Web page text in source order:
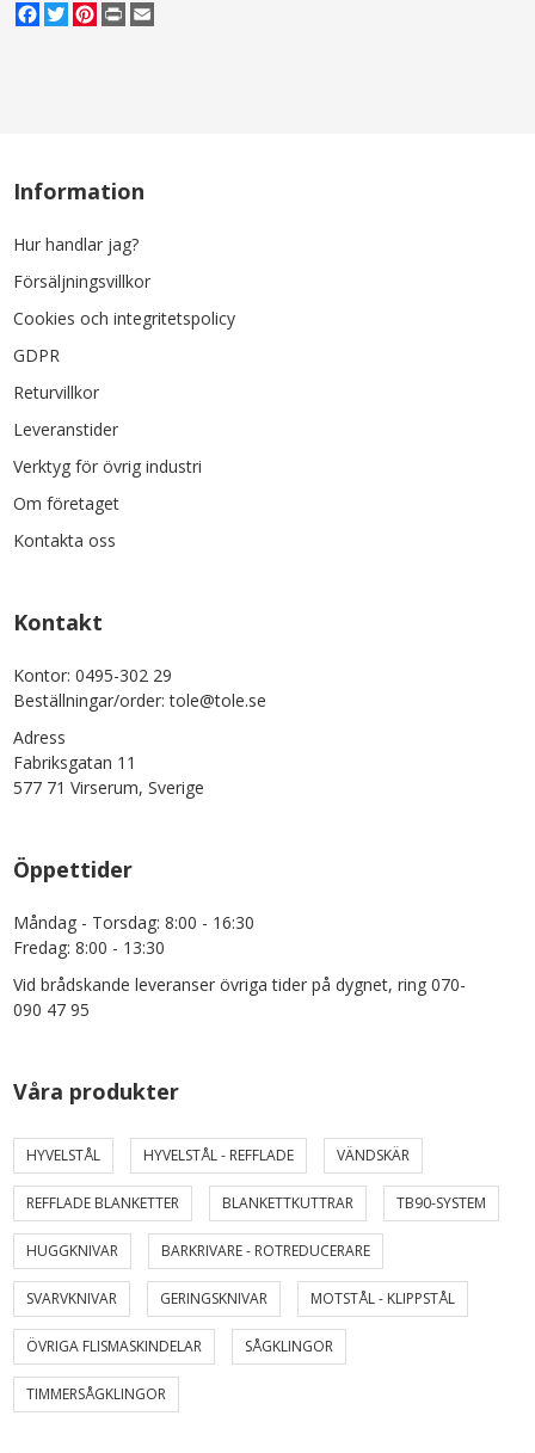
Facebook
TwitterPinterest
Print
Information
Hur handlar jag?
Försäljningsvillkor
Cookies och integritetspolicy
GDPR
Returvillkor
Leveranstider
Verktyg för övrig industri
Om företaget
Kontakta oss
Kontakt
Kontor: 0495-302 29
Beställningar/order: tole@tole.se
Adress
Fabriksgatan 11
577 71 Virserum, Sverige
Öppettider
Måndag - Torsdag: 8:00 - 16:30
Fredag: 8:00 - 13:30
Vid brådskande leveranser övriga tider på dygnet, ring 070-
090 47 95
Våra produkter
HYVELSTÅL HYVELSTÅL - REFFLADE VÄNDSKÄR
REFFLADE BLANKETTER BLANKETTKUTTRAR TB90-SYSTEM
HUGGKNIVAR BARKRIVARE - ROTREDUCERARE
SVARVKNIVAR GERINGSKNIVAR MOTSTÅL - KLIPPSTÅL
ÖVRIGA FLISMASKINDELAR SÅGKLINGOR
TIMMERSÅGKLINGOR